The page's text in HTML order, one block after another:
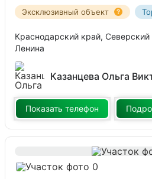
Эксклюзивный объект
Краснодарский край,
Ленина
Казанцева Ольга
Показать телефон